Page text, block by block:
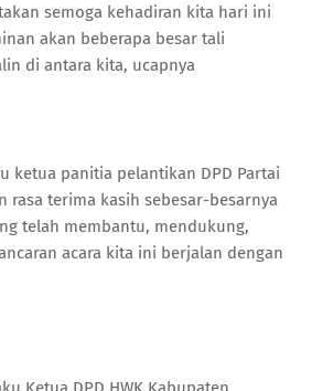
semoga kehadiran kita hari ini
akan beberapa besar tali
di antara kita, ucapnya
ketua panitia pelantikan DPD Partai
rasa terima kasih sebesar-besarnya
telah membantu, mendukung,
acara kita ini berjalan dengan